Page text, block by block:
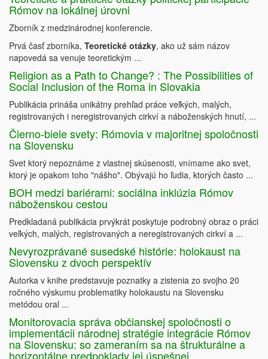
Rómov na lokálnej úrovni
Zborník z medzinárodnej konferencie.
Prvá časť zborníka, Teoretické otázky, ako už sám názov
napovedá sa venuje teoretickým ...
Religion as a Path to Change? : The Possibilities of
Social Inclusion of the Roma in Slovakia
Publikácia prináša unikátny prehľad práce veľkých, malých,
registrovaných i neregistrovaných cirkví a náboženských hnutí, ...
Čierno-biele svety: Rómovia v majoritnej spoločnosti
na Slovensku
Svet ktorý nepoznáme z vlastnej skúsenosti, vnímame ako svet,
ktorý je opakom toho "nášho". Obývajú ho ľudia, ktorých často ...
BOH medzi bariérami: sociálna inklúzia Rómov
náboženskou cestou
Predkladaná publikácia prvýkrát poskytuje podrobný obraz o práci
veľkých, malých, registrovaných a neregistrovaných cirkví a ...
Nevyrozprávané susedské histórie: holokaust na
Slovensku z dvoch perspektív
Autorka v knihe predstavuje poznatky a zistenia zo svojho 20
ročného výskumu problematiky holokaustu na Slovensku
metódou oral ...
Monitorovacia správa občianskej spoločnosti o
implementácii národnej stratégie integrácie Rómov
na Slovensku: so zameraním sa na štrukturálne a
horizontálne predpoklady jej úspešnej